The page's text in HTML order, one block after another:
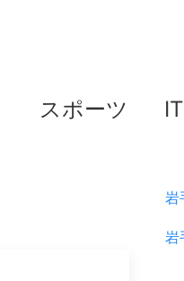
スポーツ IT
岩
岩